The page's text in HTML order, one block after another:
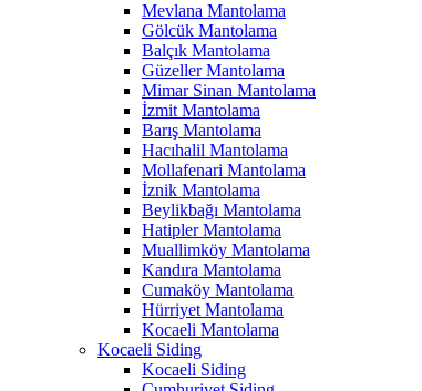
Mevlana Mantolama
Gölcük Mantolama
Balçık Mantolama
Güzeller Mantolama
Mimar Sinan Mantolama
İzmit Mantolama
Barış Mantolama
Hacıhalil Mantolama
Mollafenari Mantolama
İznik Mantolama
Beylikbağı Mantolama
Hatipler Mantolama
Muallimköy Mantolama
Kandıra Mantolama
Cumaköy Mantolama
Hürriyet Mantolama
Kocaeli Mantolama
Kocaeli Siding
Kocaeli Siding